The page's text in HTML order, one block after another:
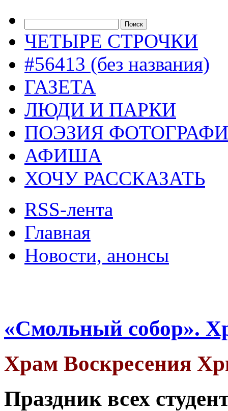
ЧЕТЫРЕ СТРОЧКИ
#56413 (без названия)
ГАЗЕТА
ЛЮДИ И ПАРКИ
ПОЭЗИЯ
АФИША
ХОЧУ РАССКАЗАТЬ
RSS-лента
Главная
Новости, анонсы
«Смольный собор».
Храм Воскресения
Праздник всех